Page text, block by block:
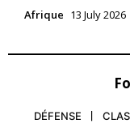
Afrique 13 July 2026
DÉFENSE